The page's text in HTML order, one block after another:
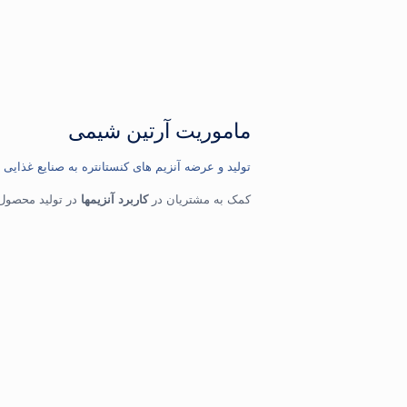
ماموریت آرتین شیمی
تولید و عرضه آنزیم های کنستانتره به صنایع غذایی
کمک به مشتریان درکاربرد آنزیمها در تولید